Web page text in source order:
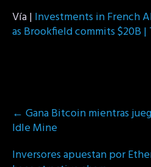
Vía | Investments in French
as Brookfield commits $20B
Post
navigation
← Gana Bitcoin mientras
Idle Mine
Inversores apuestan por